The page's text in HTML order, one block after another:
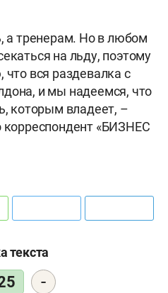
а тренерам. Но в любом
на льду, поэтому
вся раздевалка с
и мы надеемся, что
которым владеет, –
корреспондент «БИЗНЕС
текста
-